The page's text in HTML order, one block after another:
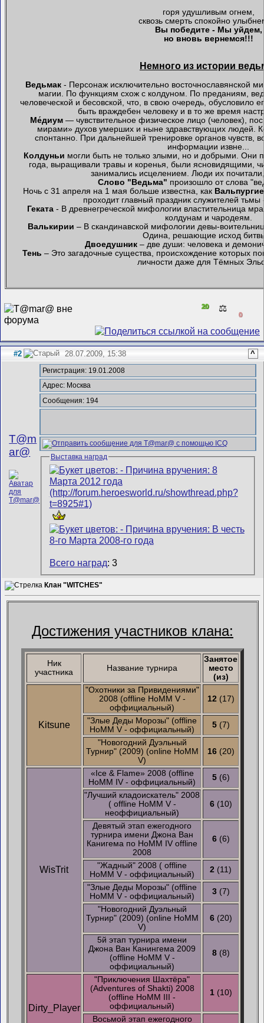
горя удушливым огнем,
сквозь смерть спокойно
Вы победите - Мы уйдем,
но вновь вернемся!!!
Немного из истории
Ведьмак- Персонаж исключительно восточнославянской
магии. По функциям схож с колдуном. По преданиям,
человеческой и бесовской, что, в свою очередь, обусловило
быть враждебен человеку и в то же время
Ме́диум — чувствительное физическое лицо (человек),
мирами» духов умерших и ныне здравствующих людей.
спонтанно. При дальнейшей тренировке органов чувств,
информации извне...
Колдуньи могли быть не только злыми, но и добрыми. Они
года, выращивали травы и коренья, были ясновидящими,
занимались исцелением. Люди их
Слово "Ведьма" произошло от слова
Ночь с 31 апреля на 1 мая больше известна, как
проходит главный праздник служителей
Геката- В древнегреческой мифологии властительница
колдунам и чародеям.
Валькирии – В скандинавской мифологии девы-
Одина, решающие исход
Двоедушник – две души: человека и
Тень– Это загадочные существа, происхождение которых
личности даже для Тёмных
20 ⚖️
0
#2 28.07.2009, 15:38 ^
T@m
ar@
Регистрация: 19.01.2008
Адрес: Москва
Сообщения: 194
Выставка наград
Всего наград: 3
Клан "WITCHES"
Достижения участников клана:
Ник
участника
Название турнира
Занятое
место
(из)
Kitsune
"Охотники за Привидениями"
2008 (offline HoMM V -
оффициальный)
12(17)
"Злые Деды Морозы" (offline
HoMM V - оффициальный)
5(7)
"Новогодний Дуэльный
Турнир" (2009) (online HoMM
V)
16(20)
WisTrit
«Ice & Flame» 2008 (offline
HoMM IV - оффициальный)
5(6)
"Лучший кладоискатель" 2008
( offline HoMM V -
неоффициальный)
6(10)
Девятый этап ежегодного
турнира имени Джона Ван
Канигема по HoMM IV offline
2008
6(6)
"Жадный" 2008 ( offline
HoMM V - оффициальный)
2 (11)
"Злые Деды Морозы" (offline
HoMM V - оффициальный)
3(7)
"Новогодний Дуэльный
Турнир" (2009) (online HoMM
V)
6(20)
5й этап турнира имени
Джона Ван Канингема 2009
(offline HoMM V -
оффициальный)
8(8)
Dirty_Player
"Приключения Шахтёра"
(Adventures of Shakti) 2008
(offline HoMM III -
оффициальный)
1(10)
Восьмой этап ежегодного